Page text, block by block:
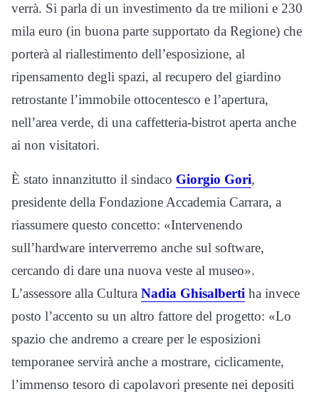
verrà. Si parla di un investimento da tre milioni e 230
mila euro (in buona parte supportato da Regione) che
porterà al riallestimento dell’esposizione, al
ripensamento degli spazi, al recupero del giardino
retrostante l’immobile ottocentesco e l’apertura,
nell’area verde, di una caffetteria-bistrot aperta anche
ai non visitatori.
È stato innanzitutto il sindaco Giorgio Gori,
presidente della Fondazione Accademia Carrara, a
riassumere questo concetto: «Intervenendo
sull’hardware interverremo anche sul software,
cercando di dare una nuova veste al museo».
L’assessore alla Cultura Nadia Ghisalberti ha invece
posto l’accento su un altro fattore del progetto: «Lo
spazio che andremo a creare per le esposizioni
temporanee servirà anche a mostrare, ciclicamente,
l’immenso tesoro di capolavori presente nei depositi